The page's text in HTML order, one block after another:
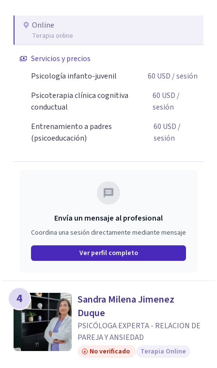
necesaria para superar sus retos y fortaleciendo la
comunicación entre ustedes. Acompaño a niños y
adolescentes que están lidiando con la ansiedad, la
timidez, la rebeldía o dificultades escolares, así como a
educar sin perder la paciencia ni el control. Si estás listo
para dar el primer paso hacia una convivencia familiar
más armoniosa, agenda tu sesión y empecemos a
Online
Terapia online
Servicios y precios
Psicología infanto-juvenil
60 USD / sesión
Psicoterapia clínica cognitiva
conductual
60 USD /
sesión
Entrenamiento a padres
(psicoeducación)
60 USD /
sesión
Envía un mensaje al profesional
Coordina una sesión directamente mediante mensaje
Ver perfil completo
4
Sandra Milena Jimenez
Duque
PSICÓLOGA EXPERTA - RELACION DE
PAREJA Y ANSIEDAD
No verificado Terapia Online